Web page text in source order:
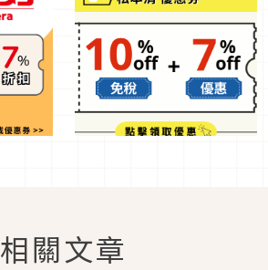
相關文章